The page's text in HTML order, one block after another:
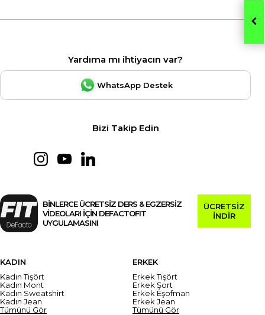
Yardıma mı ihtiyacın var?
WhatsApp Destek
Bizi Takip Edin
BİNLERCE ÜCRETSİZ DERS & EGZERSİZ
VİDEOLARI İÇİN DEFACTOFIT
UYGULAMASINI
ÜCRETSİZ
İNDİR
KADIN
Kadın Tişört
Kadın Mont
Kadın Sweatshirt
Kadın Jean
Tümünü Gör
ERKEK
Erkek Tişört
Erkek Şort
Erkek Eşofman
Erkek Jean
Tümünü Gör